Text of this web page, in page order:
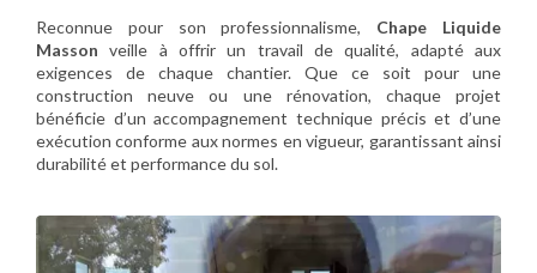
Reconnue pour son professionnalisme, Chape Liquide
Masson veille à offrir un travail de qualité, adapté aux
exigences de chaque chantier. Que ce soit pour une
construction neuve ou une rénovation, chaque projet
bénéficie d’un accompagnement technique précis et d’une
exécution conforme aux normes en vigueur, garantissant ainsi
durabilité et performance du sol.